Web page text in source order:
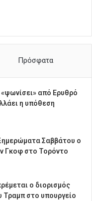
Πρόσφατα
από Ερυθρό
η υπόθεση
Σαββάτου ο
Γκοφ στο Τορόντο
ο διορισμός
Τραμπ στο υπουργείο